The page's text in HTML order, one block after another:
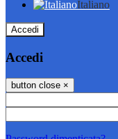
Italiano
Accedi
Accedi
button close ×